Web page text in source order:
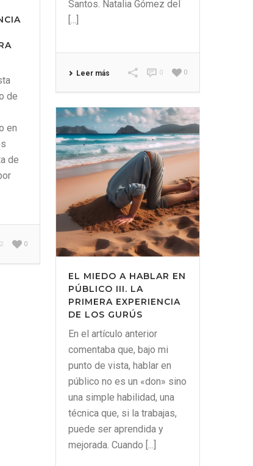
Santos. Natalia Gómez del
[...]
Leer más 0
0
de
en
de
0
2
EL MIEDO A HABLAR EN
PÚBLICO III. LA
PRIMERA EXPERIENCIA
DE LOS GURÚS
En el artículo anterior
comentaba que, bajo mi
punto de vista, hablar en
público no es un «don» sino
una simple habilidad, una
técnica que, si la trabajas,
puede ser aprendida y
mejorada. Cuando [...]